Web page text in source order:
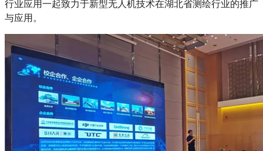
行业应用一起致力于新型无人机技术在湖北省测绘行业的推广
与应用。